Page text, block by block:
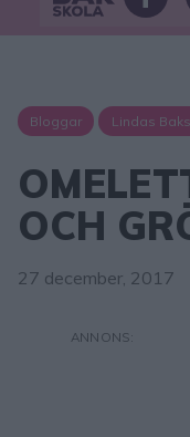
Bloggar Lindas
OCH
27 december, 2017